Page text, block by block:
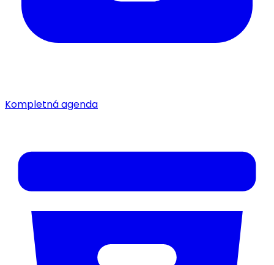
Kompletná agenda